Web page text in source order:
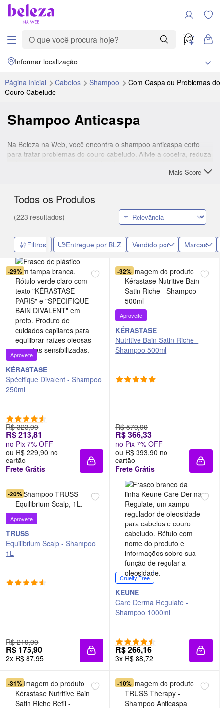
Informar localização
Página Inicial Cabelos Shampoo
Com Caspa ou Problemas do
Couro Cabeludo
Shampoo Anticaspa
Na Beleza na Web, você encontra o shampoo anticaspa certo
para tratar problemas do couro cabeludo. Alivie a coceira, reduza
fórmulas eficazes e inovadoras. Temos uma seleção completa de
você conquistar cabelos saudáveis e bonitos.
Explore nossa variedade de opções de shampoo para tratamento
da caspa, seja ela seca ou oleosa e escolha o ideal para o que
Mais Sobre
Todos os Produtos
(223 resultados)
Filtros Entregue por BLZ Vendido por Marcas
-29%
Aproveite
KÉRASTASE
Spécifique Divalent - Shampoo
250ml
R$ 323,90
R$ 213,81
no Pix 7% OFF
ou R$ 229,90 no
cartão
Frete Grátis
Adicionar à sacola
-32%
Aproveite
KÉRASTASE
Nutritive Bain Satin Riche -
Shampoo 500ml
R$ 579,90
R$ 366,33
no Pix 7% OFF
ou R$ 393,90 no
cartão
Frete Grátis
-20%
Aproveite
TRUSS
Equilibrium Scalp - Shampoo
1L
R$ 219,90
R$ 175,90
2x R$ 87,95 Adicionar à sacola
Cruelty Free
KEUNE
Care Derma Regulate -
Shampoo 1000ml
R$ 266,16
3x R$ 88,72
-31% -10%